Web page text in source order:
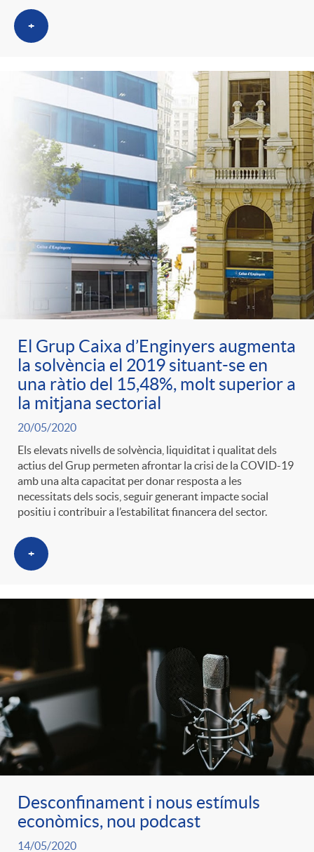
r
s
+
El Grup Caixa d’Enginyers augmenta
la solvència el 2019 situant-se en
una ràtio del 15,48%, molt superior a
la mitjana sectorial
20/05/2020
Els elevats nivells de solvència, liquiditat i qualitat dels
actius del Grup permeten afrontar la crisi de la COVID-19
amb una alta capacitat per donar resposta a les
necessitats dels socis, seguir generant impacte social
positiu i contribuir a l’estabilitat financera del sector.
+
Desconfinament i nous estímuls
econòmics, nou podcast
14/05/2020